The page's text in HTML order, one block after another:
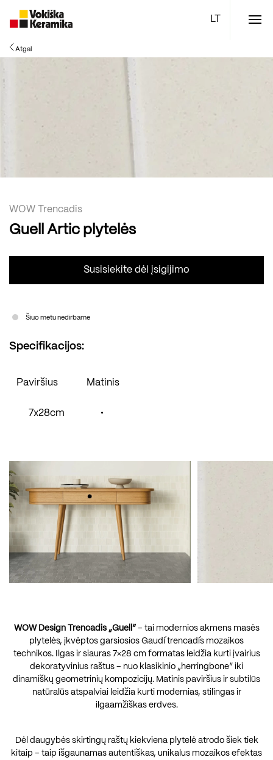
Atgal
WOW Trencadis
Guell Artic plytelės
Susisiekite dėl įsigijimo
Šiuo metu nedirbame
Specifikacijos:
Paviršius Matinis
7x28cm •
WOW Design Trencadis „Guell“– tai modernios akmens masės
plytelės, įkvėptos garsiosios Gaudí trencadís mozaikos
technikos. Ilgas ir siauras 7×28 cm formatas leidžia kurti įvairius
dekoratyvinius raštus – nuo klasikinio „herringbone“ iki
dinamiškų geometrinių kompozicijų. Matinis paviršius ir subtilūs
natūralūs atspalviai leidžia kurti modernias, stilingas ir
ilgaamžiškas erdves.
Dėl daugybės skirtingų raštų kiekviena plytelė atrodo šiek tiek
kitaip – taip išgaunamas autentiškas, unikalus mozaikos efektas
Meniu
Plytelės
Vonios kambario įranga
Boen parketlentės
Specialūs pasiūlymai